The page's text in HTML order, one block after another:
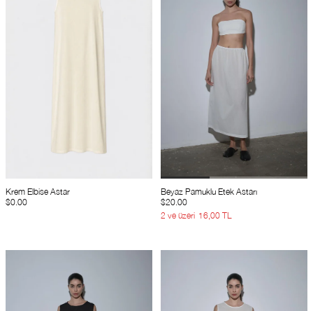
Krem Elbise Astar
$0.00
Beyaz Pamuklu Etek Astarı
$20.00
2 ve üzeri 16,00 TL